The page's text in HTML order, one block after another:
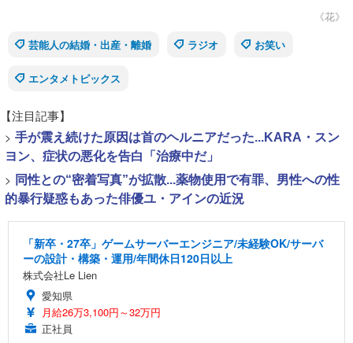
《花》
芸能人の結婚・出産・離婚
ラジオ お笑い
エンタメトピックス
【注目記事】
> 手が震え続けた原因は首のヘルニアだった...KARA・スン
ヨン、症状の悪化を告白「治療中だ」
> 同性との“密着写真”が拡散...薬物使用で有罪、男性への性
的暴行疑惑もあった俳優ユ・アインの近況
「新卒・27卒」ゲームサーバーエンジニア/未経験OK/サーバ
ーの設計・構築・運用/年間休日120日以上
株式会社Le Lien
愛知県
月給26万3,100円～32万円
正社員